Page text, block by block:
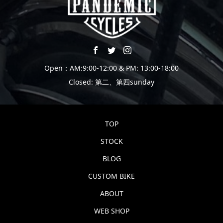
Open：AM:9:00-12:00 & PM: 13:00-18:00
Closed: 第二、第四sunday
TOP
STOCK
BLOG
CUSTOM BIKE
ABOUT
WEB SHOP